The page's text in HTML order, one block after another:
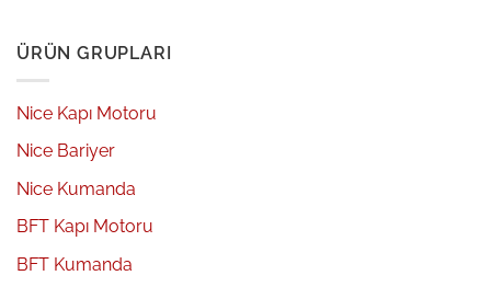
ÜRÜN GRUPLARI
Nice Kapı Motoru
Nice Bariyer
Nice Kumanda
BFT Kapı Motoru
BFT Kumanda